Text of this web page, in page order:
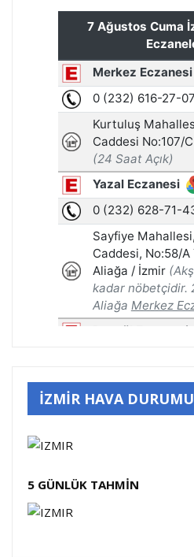
İZMİR HAVA DURUMU
5 GÜNLÜK TAHMİN